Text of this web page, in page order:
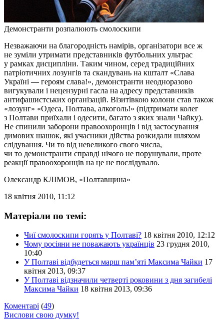
Демонстранти розпалюють смолоскипи
Незважаючи на благородність намірів, організатори все ж
не зуміли утримати представників футбольних ультраc
у рамках дисципліни. Таким чином, серед традиційних
патріотичних лозунгів та скандувань на кшталт «Слава
Україні — героям слава!», демонстранти неодноразово
вигукували і нецензурні гасла на адресу представників
антифашистських організацій. Візитівкою колони став також
«лозунг» «Одеса, Полтава, алкоголь!» (підтримати колег
з Полтави приїхали і одесити, багато з яких знали Чайку).
Не спинили заборони правоохоронців і від застосування
димових шашок, які учасники дійства розкидали шляхом
слідування. Чи то від невеликого свого числа,
чи то демонстранти справді нічого не порушували, проте
реакції правоохоронців на це не послідувало.
Олександр КЛІМОВ, «Полтавщина»
18 квітня 2010, 11:12
Матеріали по темі:
Чиї смолоскипи горять у Полтаві? 18 квітня 2010, 12:12
Чому росіяни не поважають українців 23 грудня 2010,
10:40
У Полтаві відбудеться марш пам’яті Максима Чайки 17
квітня 2013, 09:37
У Полтаві відзначили четверті роковини з дня загибелі
Максима Чайки 18 квітня 2013, 09:36
Коментарі (49)
Вислови свою думку!